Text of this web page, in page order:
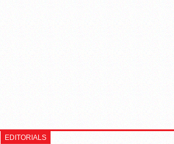
EDITORIALS